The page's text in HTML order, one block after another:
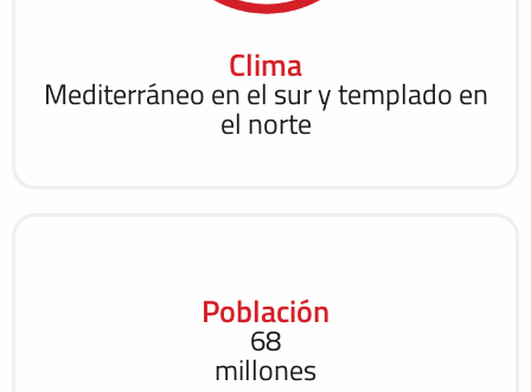
Clima
Mediterráneo en el sur y templado en
el norte
Población
68
millones